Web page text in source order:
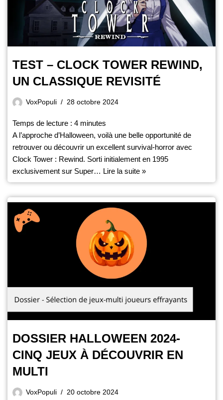
TEST – CLOCK TOWER REWIND,
UN CLASSIQUE REVISITÉ
VoxPopuli 28 octobre 2024
Temps de lecture : 4 minutes
A l’approche d’Halloween, voilà une belle opportunité de
retrouver ou découvrir un excellent survival-horror avec
Clock Tower : Rewind. Sorti initialement en 1995
exclusivement sur Super… Lire la suite »
DOSSIER HALLOWEEN 2024-
CINQ JEUX À DÉCOUVRIR EN
MULTI
VoxPopuli 20 octobre 2024